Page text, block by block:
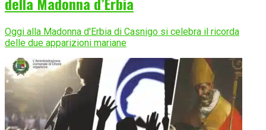
Oggi alla Madonna d'Erbia di Casnigo si celebra il ricorda
delle due apparizioni mariane